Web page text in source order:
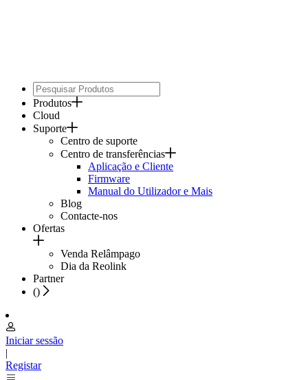
Produtos
Cloud
Suporte
Centro de suporte
Centro de transferências
Aplicação e Cliente
Firmware
Manual do Utilizador e Mais
Blog
Contacte-nos
Ofertas
Venda Relâmpago
Dia da Reolink
Partner
()
Iniciar sessão
|
Registar